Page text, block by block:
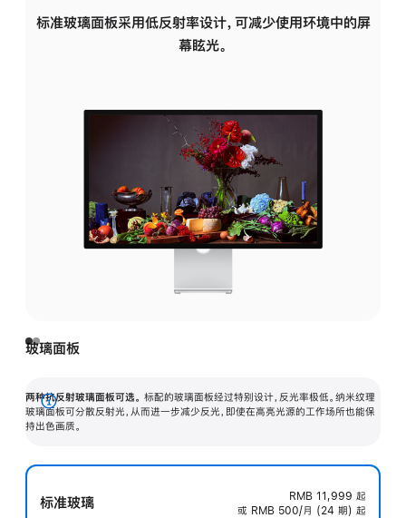
标准玻璃面板采用低反射率设计，可减少使用环境中的屏
幕眩光。
玻璃面板
两种抗反射玻璃面板可选。 标配的玻璃面板经过特别设计，反光率极低。纳米纹理
玻璃面板可分散反射光，从而进一步减少反光，即使在高亮光源的工作场所也能保
持出色画质。
展
开
标准玻璃 RMB 11,999 起
或 RMB 500/月 (24 期) 起